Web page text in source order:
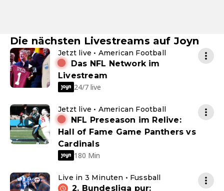
Die nächsten Livestreams auf Joyn
Jetzt live • American Football
Das NFL Network im
Livestream
24/7 live
Jetzt live • American Football
NFL Preseason im Relive:
Hall of Fame Game Panthers vs
Cardinals
180 Min
Live in 3 Minuten • Fussball
2. Bundesliga pur: